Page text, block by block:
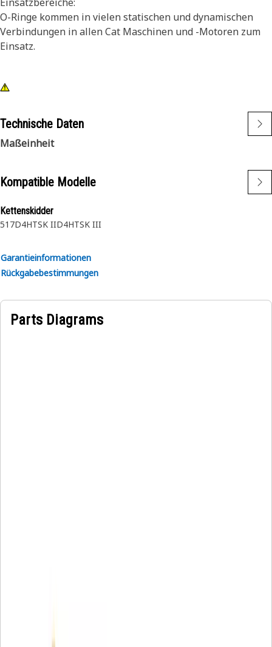
O-Ringe kommen in vielen statischen und dynamischen
Verbindungen in allen Cat Maschinen und -Motoren zum
Einsatz.
Technische Daten
Maßeinheit
Kompatible Modelle
Kettenskidder
517D4HTSK IID4HTSK III
Garantieinformationen
Rückgabebestimmungen
Parts Diagrams